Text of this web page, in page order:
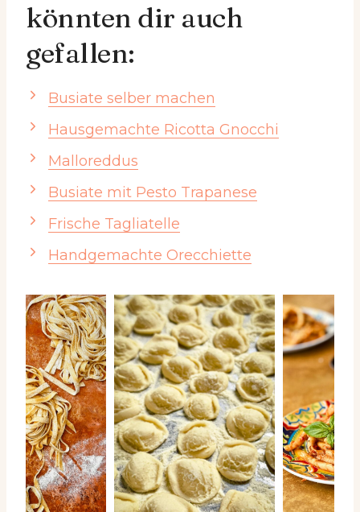
könnten dir auch
gefallen:
Busiate selber machen
Hausgemachte Ricotta Gnocchi
Malloreddus
Busiate mit Pesto Trapanese
Frische Tagliatelle
Handgemachte Orecchiette